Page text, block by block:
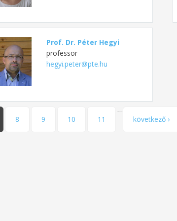
Prof. Dr. Péter Hegyi
professor
hegyi.peter@pte.hu
8 9 10 11
…
következő ›